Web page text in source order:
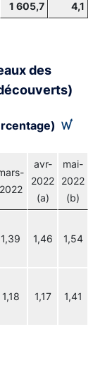
1 605,7 4,1
des
2022
avr-
2022
(a)
mai-
2022
(b)
1,39 1,46 1,54
1,18 1,17 1,41